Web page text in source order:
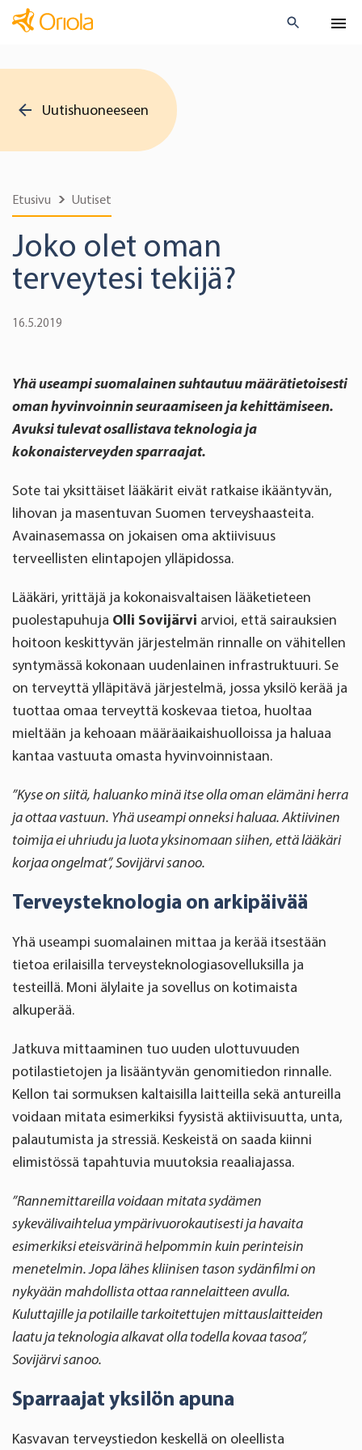
Uutishuoneeseen
Etusivu Uutiset
Joko olet oman
terveytesi tekijä?
16.5.2019
Yhä useampi suomalainen suhtautuu määrätietoisesti
oman hyvinvoinnin seuraamiseen ja kehittämiseen.
Avuksi tulevat osallistava teknologia ja
kokonaisterveyden sparraajat.
Sote tai yksittäiset lääkärit eivät ratkaise ikääntyvän,
lihovan ja masentuvan Suomen terveyshaasteita.
Avainasemassa on jokaisen oma aktiivisuus
terveellisten elintapojen ylläpidossa.
Lääkäri, yrittäjä ja kokonaisvaltaisen lääketieteen
puolestapuhuja Olli Sovijärvi arvioi, että sairauksien
hoitoon keskittyvän järjestelmän rinnalle on vähitellen
syntymässä kokonaan uudenlainen infrastruktuuri. Se
on terveyttä ylläpitävä järjestelmä, jossa yksilö kerää ja
tuottaa omaa terveyttä koskevaa tietoa, huoltaa
mieltään ja kehoaan määräaikaishuolloissa ja haluaa
kantaa vastuuta omasta hyvinvoinnistaan.
”Kyse on siitä, haluanko minä itse olla oman elämäni herra
ja ottaa vastuun. Yhä useampi onneksi haluaa. Aktiivinen
toimija ei uhriudu ja luota yksinomaan siihen, että lääkäri
korjaa ongelmat”, Sovijärvi sanoo.
Terveysteknologia on arkipäivää
Yhä useampi suomalainen mittaa ja kerää itsestään
tietoa erilaisilla terveysteknologiasovelluksilla ja
testeillä. Moni älylaite ja sovellus on kotimaista
alkuperää.
Jatkuva mittaaminen tuo uuden ulottuvuuden
potilastietojen ja lisääntyvän genomitiedon rinnalle.
Kellon tai sormuksen kaltaisilla laitteilla sekä antureilla
voidaan mitata esimerkiksi fyysistä aktiivisuutta, unta,
palautumista ja stressiä. Keskeistä on saada kiinni
elimistössä tapahtuvia muutoksia reaaliajassa.
”Rannemittareilla voidaan mitata sydämen
sykevälivaihtelua ympärivuorokautisesti ja havaita
esimerkiksi eteisvärinä helpommin kuin perinteisin
menetelmin. Jopa lähes kliinisen tason sydänfilmi on
nykyään mahdollista ottaa rannelaitteen avulla.
Kuluttajille ja potilaille tarkoitettujen mittauslaitteiden
laatu ja teknologia alkavat olla todella kovaa tasoa”,
Sovijärvi sanoo.
Sparraajat yksilön apuna
Kasvavan terveystiedon keskellä on oleellista